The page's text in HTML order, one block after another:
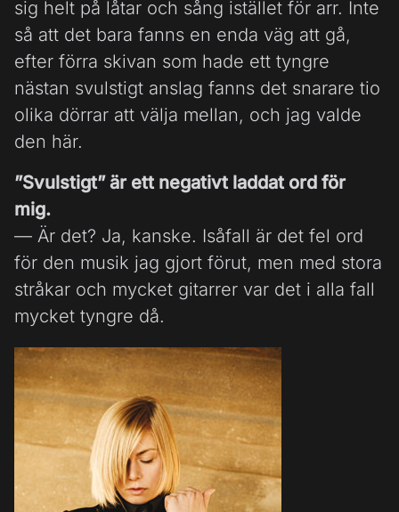
sig helt på låtar och sång istället för arr. Inte
så att det bara fanns en enda väg att gå,
efter förra skivan som hade ett tyngre
nästan svulstigt anslag fanns det snarare tio
olika dörrar att välja mellan, och jag valde
den här.
”Svulstigt” är ett negativt laddat ord för
mig.
— Är det? Ja, kanske. Isåfall är det fel ord
för den musik jag gjort förut, men med stora
stråkar och mycket gitarrer var det i alla fall
mycket tyngre då.